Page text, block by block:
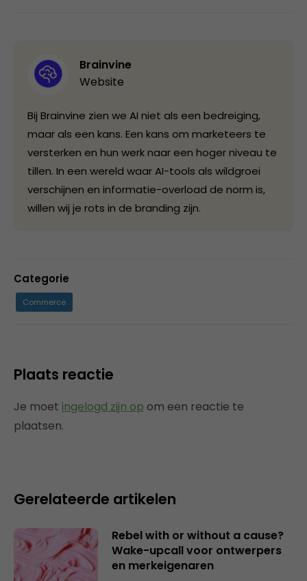
Brainvine
Website
Bij Brainvine zien we AI niet als een bedreiging,
maar als een kans. Een kans om marketeers te
versterken en hun werk naar een hoger niveau te
tillen. In een wereld waar AI-tools als wildgroei
verschijnen en informatie-overload de norm is,
willen wij je rots in de branding zijn.
Categorie
Commerce
Plaats reactie
Je moet ingelogd zijn op om een reactie te
plaatsen.
Gerelateerde artikelen
Rebel with or without a cause?
Wake-upcall voor ontwerpers
en merkeigenaren